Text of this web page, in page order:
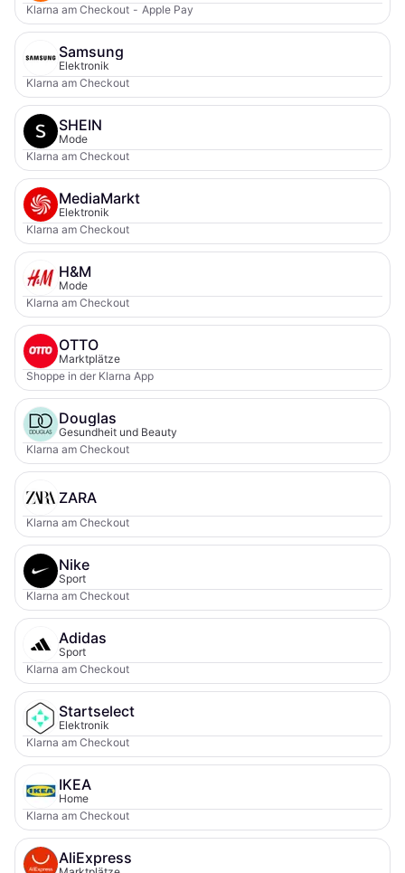
Klarna am Checkout - Apple Pay
Samsung
Elektronik
Klarna am Checkout
SHEIN
Mode
Klarna am Checkout
MediaMarkt
Elektronik
Klarna am Checkout
H&M
Mode
Klarna am Checkout
OTTO
Marktplätze
Shoppe in der Klarna App
Douglas
Gesundheit und Beauty
Klarna am Checkout
ZARA
Klarna am Checkout
Nike
Sport
Klarna am Checkout
Adidas
Sport
Klarna am Checkout
Startselect
Elektronik
Klarna am Checkout
IKEA
Home
Klarna am Checkout
AliExpress